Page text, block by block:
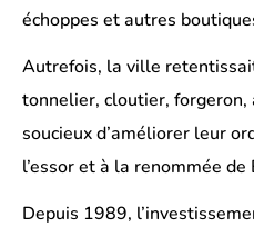
échoppes et autres
Autrefois, la ville
tonnelier, cloutier, forgeron,
soucieux d’améliorer leur
l’essor et à la renommée de
Depuis 1989,